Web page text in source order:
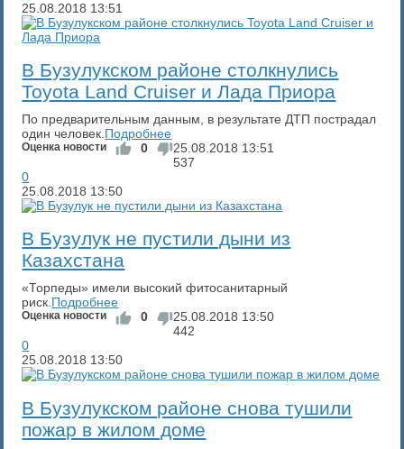
25.08.2018 13:51
В Бузулукском районе столкнулись
Toyota Land Cruiser и Лада Приора
По предварительным данным, в результате ДТП пострадал
один человек. Подробнее
Оценка новости 0 25.08.2018 13:51
537
0
25.08.2018 13:50
В Бузулук не пустили дыни из
Казахстана
«Торпеды» имели высокий фитосанитарный
риск.Подробнее
Оценка новости 0 25.08.2018 13:50
442
0
25.08.2018 13:50
В Бузулукском районе снова тушили
пожар в жилом доме